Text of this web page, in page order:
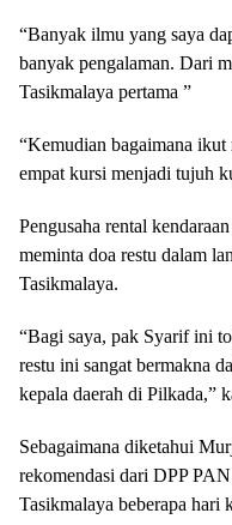
“Banyak ilmu yang saya
banyak pengalaman. Dari
Tasikmalaya pertama ”
“Kemudian bagaimana
empat kursi menjadi tujuh
Pengusaha rental
meminta doa restu dalam
Tasikmalaya.
“Bagi saya, pak Syarif ini
restu ini sangat bermakna
kepala daerah di Pilkada,”
Sebagaimana diketahui
rekomendasi dari DPP
Tasikmalaya beberapa hari